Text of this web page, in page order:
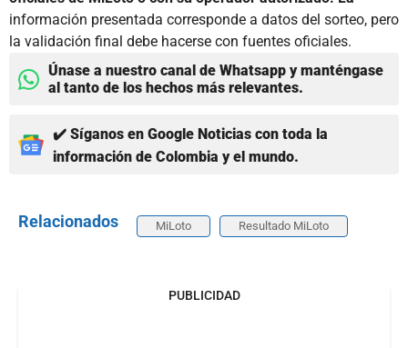
información presentada corresponde a datos del sorteo, pero
la validación final debe hacerse con fuentes oficiales.
Únase a nuestro canal de Whatsapp y manténgase
al tanto de los hechos más relevantes.
✔️ Síganos en Google Noticias con toda la
información de Colombia y el mundo.
Relacionados MiLoto Resultado MiLoto
PUBLICIDAD